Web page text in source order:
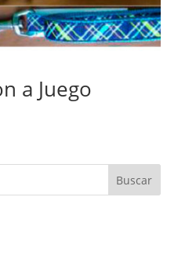
a Juego